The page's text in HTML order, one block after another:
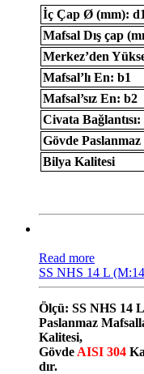
İç Çap Ø (mm): d1
Mafsal Dış çap
Merkez’den
Mafsal’lı En: b1
Mafsal’sız En: b2
Civata Bağlantısı:
Gövde
Bilya Kalitesi
Read more
SS NHS 14 L
Ölçü: SS NHS 14
Paslanmaz
Kalitesi,
Gövde AISI 304
dır.